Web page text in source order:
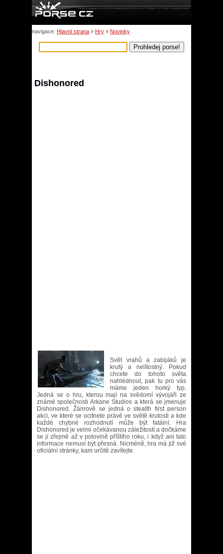
navigace: Hlavní strana » Hry » Novinky
Dishonored
Svět vrahů a zabijáků je
krutý a nelítostný. Pokud
chcete do tohoto světa
nahlédnout, pak tu pro vás
máme jeden horký typ.
Jedná se o hru, kterou mají na svědomí vývojáři ze
známé společnosti Arkane Studios a která se jmenuje
Dishonored. Žánrově se jedná o stealth first person
akci, ve které se ocitnete právě ve světě krutosti a kde
každé chybné rozhodnutí může být fatální. Hra
Dishonored je velmi očekávanou záležitostí a dočkáme
se jí zřejmě až v polovině příštího roku, i když ani tato
informace nemusí být přesná. Nicméně, hra má již své
oficiální stránky, kam určitě zavítejte.